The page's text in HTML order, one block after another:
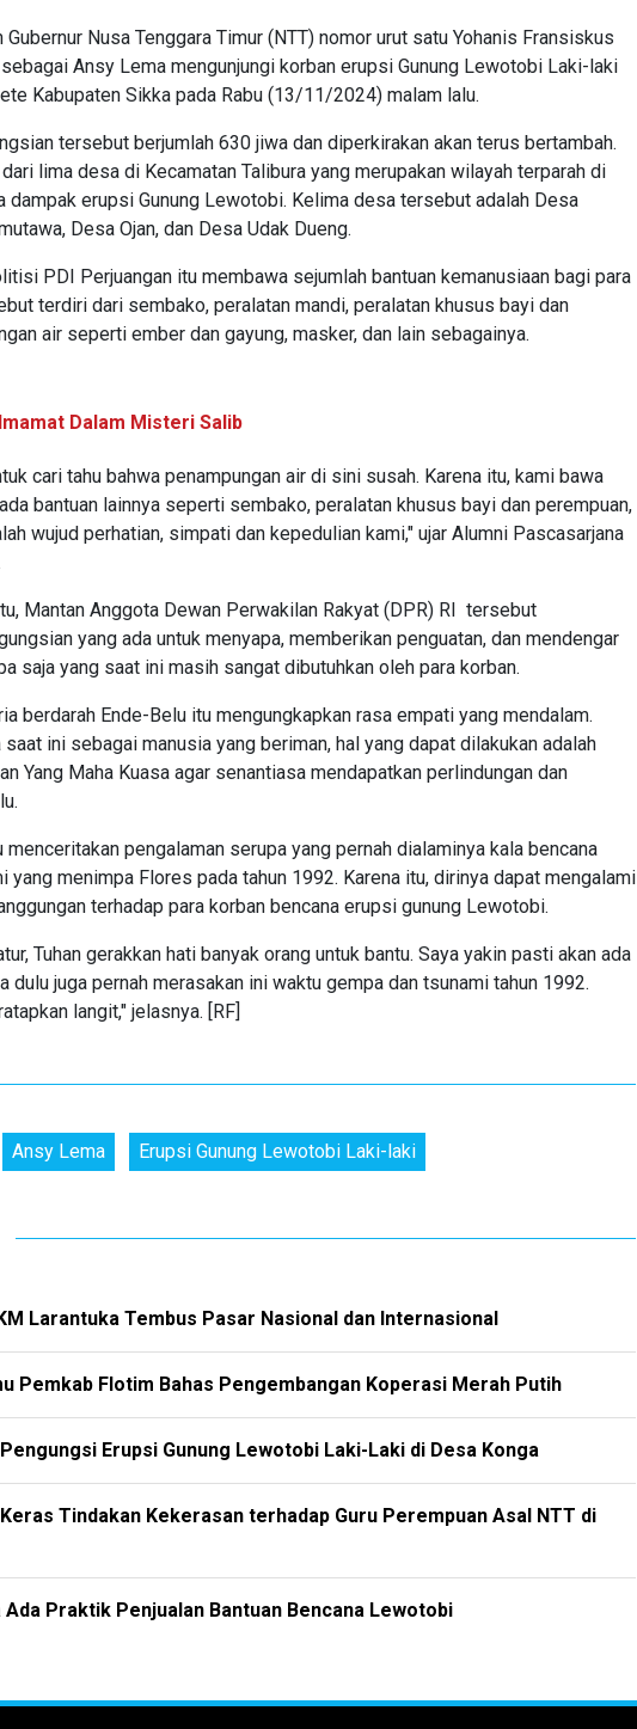
Nusa Tenggara Timur (NTT) nomor urut satu Yohanis Fransiskus
Ansy Lema mengunjungi korban erupsi Gunung Lewotobi Laki-laki
Kabupaten Sikka pada Rabu (13/11/2024) malam lalu.
tersebut berjumlah 630 jiwa dan diperkirakan akan terus bertambah.
lima desa di Kecamatan Talibura yang merupakan wilayah terparah di
dampak erupsi Gunung Lewotobi. Kelima desa tersebut adalah Desa
Desa Ojan, dan Desa Udak Dueng.
PDI Perjuangan itu membawa sejumlah bantuan kemanusiaan bagi para
terdiri dari sembako, peralatan mandi, peralatan khusus bayi dan
air seperti ember dan gayung, masker, dan lain sebagainya.
Dalam Misteri Salib
cari tahu bahwa penampungan air di sini susah. Karena itu, kami bawa
bantuan lainnya seperti sembako, peralatan khusus bayi dan perempuan,
wujud perhatian, simpati dan kepedulian kami," ujar Alumni Pascasarjana
Mantan Anggota Dewan Perwakilan Rakyat (DPR) RI tersebut
yang ada untuk menyapa, memberikan penguatan, dan mendengar
saja yang saat ini masih sangat dibutuhkan oleh para korban.
berdarah Ende-Belu itu mengungkapkan rasa empati yang mendalam.
ini sebagai manusia yang beriman, hal yang dapat dilakukan adalah
Yang Maha Kuasa agar senantiasa mendapatkan perlindungan dan
pengalaman serupa yang pernah dialaminya kala bencana
yang menimpa Flores pada tahun 1992. Karena itu, dirinya dapat mengalami
terhadap para korban bencana erupsi gunung Lewotobi.
Tuhan gerakkan hati banyak orang untuk bantu. Saya yakin pasti akan ada
dulu juga pernah merasakan ini waktu gempa dan tsunami tahun 1992.
langit," jelasnya. [RF]
Ansy Lema Erupsi Gunung Lewotobi Laki-laki
Larantuka Tembus Pasar Nasional dan Internasional
Pemkab Flotim Bahas Pengembangan Koperasi Merah Putih
Erupsi Gunung Lewotobi Laki-Laki di Desa Konga
Tindakan Kekerasan terhadap Guru Perempuan Asal NTT di
Ada Praktik Penjualan Bantuan Bencana Lewotobi